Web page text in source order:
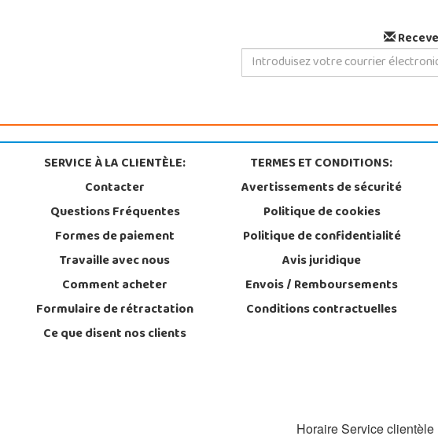
SERVICE À LA CLIENTÈLE:
Contacter
Questions Fréquentes
Formes de paiement
Travaille avec nous
Comment acheter
Formulaire de rétractation
Ce que disent nos clients
TERMES ET CONDITIONS:
Avertissements de sécurité
Politique de cookies
Politique de confidentialité
Avis juridique
Envois / Remboursements
Conditions contractuelles
Horaire Service clientèle